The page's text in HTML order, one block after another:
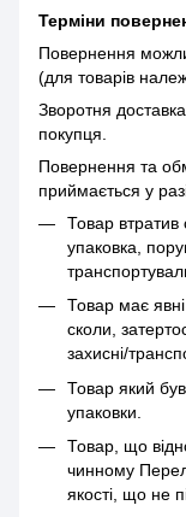
Терміни
Повернення
(для товарів
Зворотня
покупця.
Повернення та
приймається у
Товар втратив
упаковка,
Товар має
сколи,
захисні/
Товар який
упаковки.
Товар, що
чинному
якості, що не